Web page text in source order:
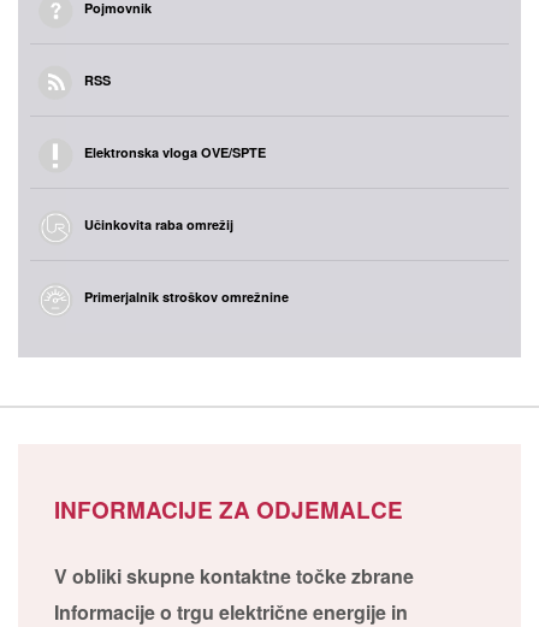
Pojmovnik
RSS
Elektronska vloga OVE/SPTE
Učinkovita raba omrežij
Primerjalnik stroškov omrežnine
INFORMACIJE ZA ODJEMALCE
V obliki skupne kontaktne točke zbrane
Informacije o trgu električne energije in